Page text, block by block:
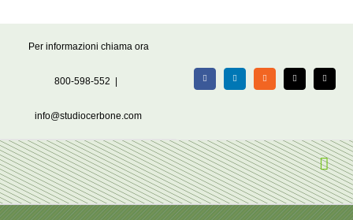
Per informazioni chiama ora
800-598-552
info@studiocerbone.com
FacebookLinkedIn Rss X Email